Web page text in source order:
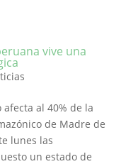
vive una
al 40% de la
de Madre de
lunes las
un estado de